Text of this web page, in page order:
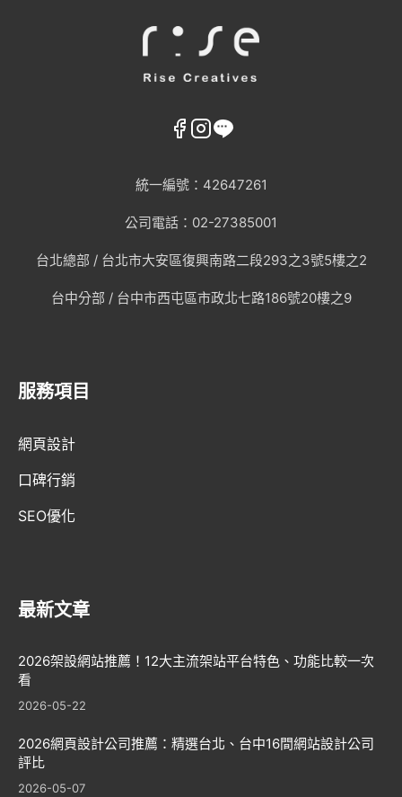
統一編號：42647261
公司電話：02-27385001
台北總部 / 台北市大安區復興南路二段293之3號5樓之2
台中分部 / 台中市西屯區市政北七路186號20樓之9
服務項目
網頁設計
口碑行銷
SEO優化
最新文章
2026架設網站推薦！12大主流架站平台特色、功能比較一次
看
2026-05-22
2026網頁設計公司推薦：精選台北、台中16間網站設計公司
評比
2026-05-07